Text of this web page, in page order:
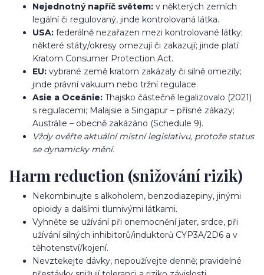
Nejednotný napříč světem: v některých zemích
legální či regulovaný, jinde kontrolovaná látka.
USA: federálně nezařazen mezi kontrolované látky;
některé státy/okresy omezují či zakazují; jinde platí
Kratom Consumer Protection Act.
EU: vybrané země kratom zakázaly či silně omezily;
jinde právní vakuum nebo tržní regulace.
Asie a Oceánie: Thajsko částečně legalizovalo (2021)
s regulacemi; Malajsie a Singapur – přísné zákazy;
Austrálie – obecně zakázáno (Schedule 9).
Vždy ověřte aktuální místní legislativu, protože status
se dynamicky mění.
Harm reduction (snižování rizik)
Nekombinujte s alkoholem, benzodiazepiny, jinými
opioidy a dalšími tlumivými látkami.
Vyhněte se užívání při onemocnění jater, srdce, při
užívání silných inhibitorů/induktorů CYP3A/2D6 a v
těhotenství/kojení.
Nevztekejte dávky, nepoužívejte denně; pravidelné